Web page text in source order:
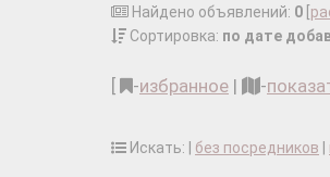
Найдено объявлений: 0
Сортировка: по дате
-избранное | -
Искать: | без посредников